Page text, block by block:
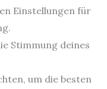
Einstellungen für
Stimmung deines
um die besten